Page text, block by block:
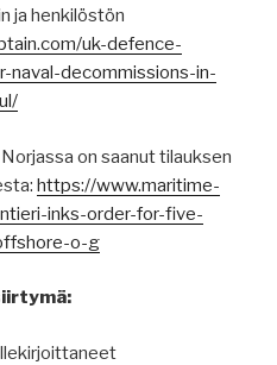
ja henkilöstön
uk-defence-
naval-decommissions-in-
on saanut tilauksen
https://www.maritime-
inks-order-for-five-
o-g